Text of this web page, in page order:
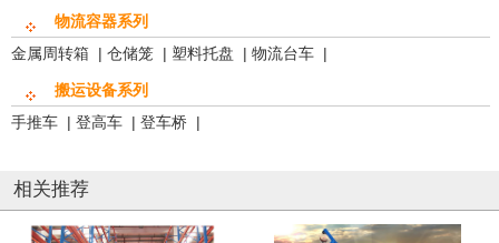
物流容器系列
金属周转箱 | 仓储笼 | 塑料托盘 | 物流台车 |
搬运设备系列
手推车 | 登高车 | 登车桥 |
相关推荐